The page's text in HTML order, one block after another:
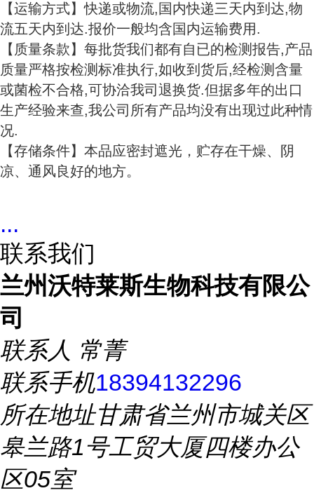
【运输方式】快递或物流,国内快递三天内到达,物
流五天内到达.报价一般均含国内运输费用.
【质量条款】每批货我们都有自已的检测报告,产品
质量严格按检测标准执行,如收到货后,经检测含量
或菌检不合格,可协洽我司退换货.但据多年的出口
生产经验来查,我公司所有产品均没有出现过此种情
况.
【存储条件】本品应密封遮光，贮存在干燥、阴
凉、通风良好的地方。
...
联系我们
兰州沃特莱斯生物科技有限公
司
联系人 常菁
联系手机18394132296
所在地址甘肃省兰州市城关区
皋兰路1号工贸大厦四楼办公
区05室